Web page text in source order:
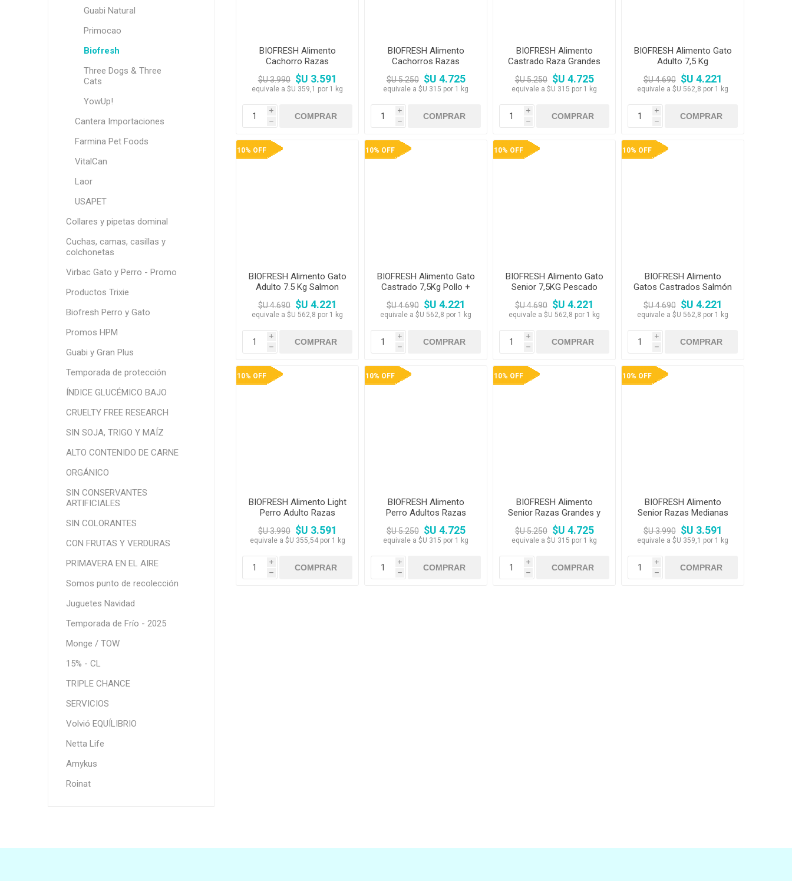
BIOFRESH Alimento
Cachorro Razas
Medianas 10 kg
$U 3.990 $U 3.591
equivale a $U 359,1 por 1 kg
i
h
BIOFRESH Alimento
Cachorros Razas
Grandes y Gigantes 15kg
$U 5.250 $U 4.725
equivale a $U 315 por 1 kg
i
h
BIOFRESH Alimento
Castrado Raza Grandes
15 Kg
$U 5.250 $U 4.725
equivale a $U 315 por 1 kg
i
h
BIOFRESH Alimento Gato
Adulto 7,5 Kg
$U 4.690 $U 4.221
equivale a $U 562,8 por 1 kg
i
h
10% OFF
BIOFRESH Alimento Gato
Adulto 7.5 Kg Salmon
$U 4.690 $U 4.221
equivale a $U 562,8 por 1 kg
i
h
10% OFF
BIOFRESH Alimento Gato
Castrado 7,5Kg Pollo +
Cama Aerea
$U 4.690 $U 4.221
equivale a $U 562,8 por 1 kg
i
h
10% OFF
BIOFRESH Alimento Gato
Senior 7,5KG Pescado
Blanco y salmon
$U 4.690 $U 4.221
equivale a $U 562,8 por 1 kg
i
h
10% OFF
BIOFRESH Alimento
Gatos Castrados Salmón
7,5 Kg
$U 4.690 $U 4.221
equivale a $U 562,8 por 1 kg
i
h
10% OFF
BIOFRESH Alimento Light
Perro Adulto Razas
Medianas 10,1 kg
$U 3.990 $U 3.591
equivale a $U 355,54 por 1 kg
i
h
10% OFF
BIOFRESH Alimento
Perro Adultos Razas
Grandes 15 kg
$U 5.250 $U 4.725
equivale a $U 315 por 1 kg
i
h
10% OFF
BIOFRESH Alimento
Senior Razas Grandes y
Gigantes 15kg
$U 5.250 $U 4.725
equivale a $U 315 por 1 kg
i
h
10% OFF
BIOFRESH Alimento
Senior Razas Medianas
10 kg
$U 3.990 $U 3.591
equivale a $U 359,1 por 1 kg
i
h
Guabi Natural
Primocao
Biofresh
Three Dogs & Three
Cats
YowUp!
Cantera Importaciones
Farmina Pet Foods
VitalCan
Laor
USAPET
Collares y pipetas dominal
Cuchas, camas, casillas y
colchonetas
Virbac Gato y Perro - Promo
Productos Trixie
Biofresh Perro y Gato
Promos HPM
Guabi y Gran Plus
Temporada de protección
ÍNDICE GLUCÉMICO BAJO
CRUELTY FREE RESEARCH
SIN SOJA, TRIGO Y MAÍZ
ALTO CONTENIDO DE CARNE
ORGÁNICO
SIN CONSERVANTES
ARTIFICIALES
SIN COLORANTES
CON FRUTAS Y VERDURAS
PRIMAVERA EN EL AIRE
Somos punto de recolección
Juguetes Navidad
Temporada de Frío - 2025
Monge / TOW
15% - CL
TRIPLE CHANCE
SERVICIOS
Volvió EQUÍLIBRIO
Netta Life
Amykus
Roinat